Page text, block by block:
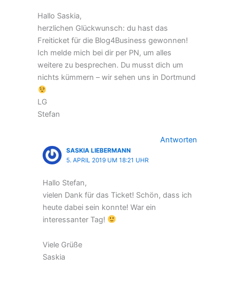
Hallo Saskia,
herzlichen Glückwunsch: du hast das
Freiticket für die Blog4Business gewonnen!
Ich melde mich bei dir per PN, um alles
weitere zu besprechen. Du musst dich um
nichts kümmern – wir sehen uns in Dortmund
LG
Stefan
Antworten
SASKIA LIEBERMANN
5. APRIL 2019 UM 18:21 UHR
Hallo Stefan,
vielen Dank für das Ticket! Schön, dass ich
heute dabei sein konnte! War ein
interessanter Tag!
Viele Grüße
Saskia